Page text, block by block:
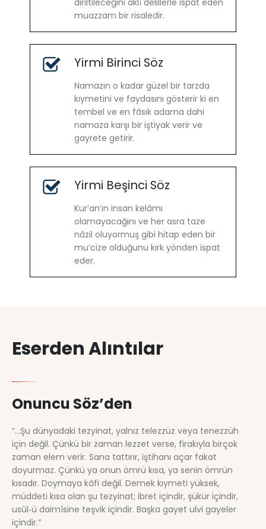
muazzam bir risaledir.
Yirmi Birinci Söz
Namazın o kadar güzel bir tarzda
kıymetini ve faydasını gösterir ki en
tembel ve en fâsık adama dahi
namaza karşı bir iştiyak verir ve
gayrete getirir.
Yirmi Beşinci Söz
Kur’an’ın insan kelâmı
olamayacağını ve her asra taze
nâzil oluyormuş gibi hitap eden bir
mu’cize olduğunu kırk yönden ispat
eder.
Eserden Alıntılar
Onuncu Söz’den
“…Şu dünyadaki tezyinat, yalnız telezzüz veya tenezzüh
için değil. Çünkü bir zaman lezzet verse, firakıyla birçok
zaman elem verir. Sana tattırır, iştihanı açar fakat
doyurmaz. Çünkü ya onun ömrü kısa, ya senin ömrün
kısadır. Doymaya kâfi değil. Demek kıymeti yüksek,
müddeti kısa olan şu tezyinat; ibret içindir, şükür içindir,
usûl‑ü daimîsine teşvik içindir. Başka gayet ulvi gayeler
içindir.”